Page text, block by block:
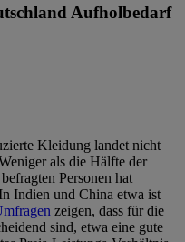
Aufholbedarf
Kleidung landet nicht
als die Hälfte der
Personen hat
Indien und China etwa ist
zeigen, dass für die
sind, etwa eine gute